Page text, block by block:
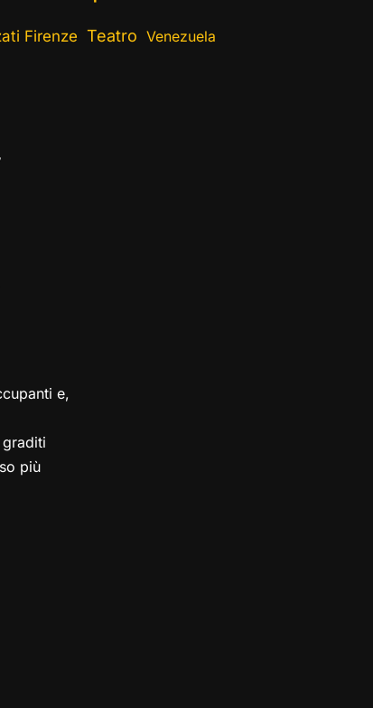
Firenze Teatro Venezuela
e,
più